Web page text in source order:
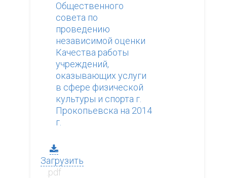
Общественного
совета по
проведению
независимой оценки
Качества работы
учреждений,
оказывающих услуги
в сфере физической
культуры и спорта г.
Прокопьевска на 2014
г.
Загрузить
.pdf